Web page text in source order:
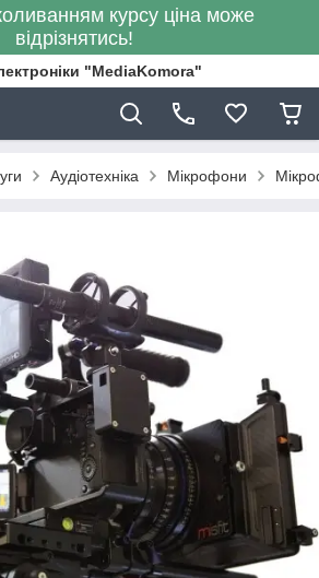
курсу ціна може
відрізнятись!
"MediaKomora"
Аудіотехніка Мікрофони